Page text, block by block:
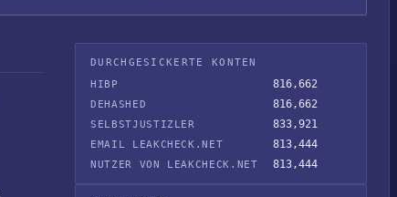
DURCHGESICKERTE KONTEN
HIBP
816,662
DEHASHED 816,662
SELBSTJUSTIZLER 833,921
EMAIL LEAKCHECK.NET 813,444
NUTZER VON LEAKCHECK.NET 813,444